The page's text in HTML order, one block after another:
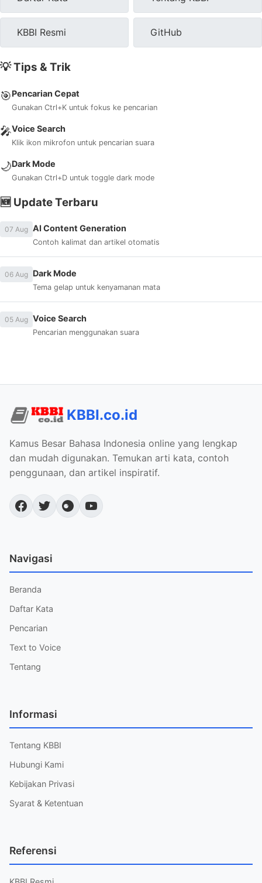
KBBI Resmi GitHub
💡 Tips & Trik
🎯Pencarian Cepat
Gunakan Ctrl+K untuk fokus ke pencarian
🎤Voice Search
Klik ikon mikrofon untuk pencarian suara
🌙Dark Mode
Gunakan Ctrl+D untuk toggle dark mode
🆕 Update Terbaru
07 Aug AI Content Generation
Contoh kalimat dan artikel otomatis
06 Aug Dark Mode
Tema gelap untuk kenyamanan mata
05 Aug Voice Search
Pencarian menggunakan suara
KBBI.co.id
Kamus Besar Bahasa Indonesia online yang lengkap
dan mudah digunakan. Temukan arti kata, contoh
penggunaan, dan artikel inspiratif.
Navigasi
Beranda
Daftar Kata
Pencarian
Text to Voice
Tentang
Informasi
Tentang KBBI
Hubungi Kami
Kebijakan Privasi
Syarat & Ketentuan
Referensi